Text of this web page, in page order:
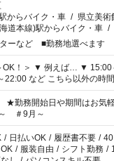
からバイク・車 / 県立美術
道本線)駅からバイク・車 /
ーなど ■勤務地選べます
～18:00 15:00～
の時間もお気軽にご相談く
勤務開始日や期間はお気
＃9月～
/ 日払いOK / 履歴書不要 /
/ 服装自由 / シフト勤務 /